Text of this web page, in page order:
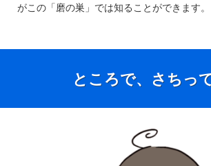
がこの「磨の巣」では知ることができます。
ところで、さちっ